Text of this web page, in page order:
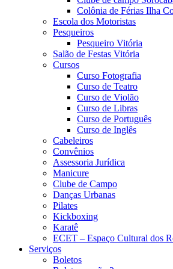
Colônia de Férias Ilha
Escola dos Motoristas
Pesqueiros
Pesqueiro Vitória
Salão de Festas Vitória
Cursos
Curso Fotografia
Curso de Teatro
Curso de Violão
Curso de Libras
Curso de Português
Curso de Inglês
Cabeleiros
Convênios
Assessoria Jurídica
Manicure
Clube de Campo
Danças Urbanas
Pilates
Kickboxing
Karatê
ECET – Espaço Cultural dos
Serviços
Boletos